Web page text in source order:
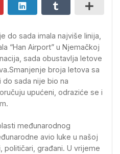
do sada imala najviše linija,
“Han Airport” u Njemačkoj
sada obustavlja letove
broja letova sa
sada nije bio na
upućeni, odraziće se i
međunarodnog
avio luke u našoj
političari, građani. U vrijeme